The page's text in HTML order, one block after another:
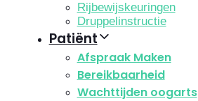
Rijbewijskeuringen
Druppelinstructie
Patiënt
Afspraak Maken
Bereikbaarheid
Wachttijden oogarts